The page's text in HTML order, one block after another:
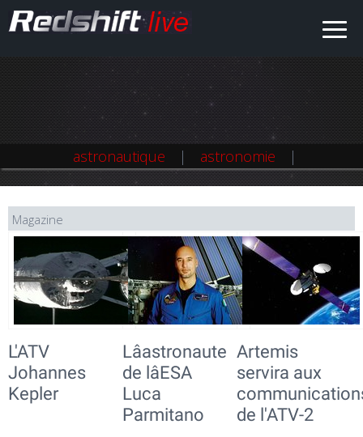
astronautique astronomie
Magazine
L'ATV
Johannes
Kepler
Lâastronaute
de lâESA
Luca
Parmitano
Artemis
servira aux
de l'ATV-2